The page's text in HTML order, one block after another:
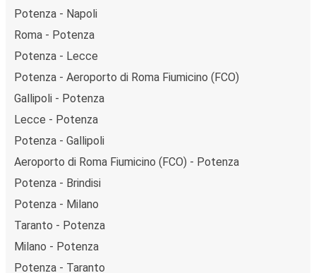
Potenza - Napoli
Roma - Potenza
Potenza - Lecce
Potenza - Aeroporto di Roma Fiumicino (FCO)
Gallipoli - Potenza
Lecce - Potenza
Potenza - Gallipoli
Aeroporto di Roma Fiumicino (FCO) - Potenza
Potenza - Brindisi
Potenza - Milano
Taranto - Potenza
Milano - Potenza
Potenza - Taranto